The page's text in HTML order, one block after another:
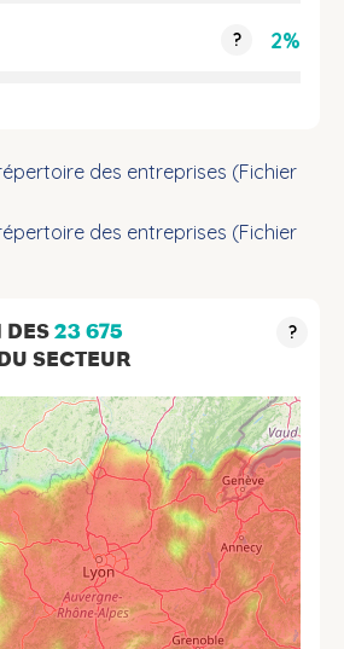
? 2%
des entreprises (Fichier
des entreprises (Fichier
DES23 675
SECTEUR
?